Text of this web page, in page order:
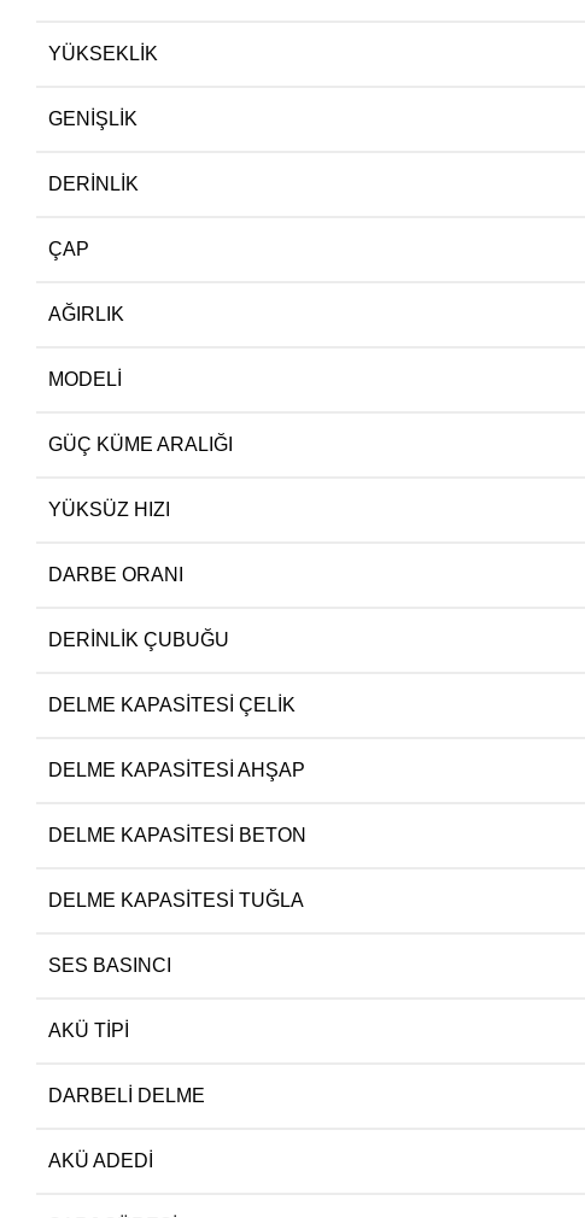
YÜKSEKLIK
GENIŞLIK
DERINLIK
ÇAP
AĞIRLIK
MODELI
GÜÇ KÜME ARALIĞI
YÜKSÜZ HIZI
DARBE ORANI
DERINLIK ÇUBUĞU
DELME KAPASITESI ÇELIK
DELME KAPASITESI AHŞAP
DELME KAPASITESI BETON
DELME KAPASITESI TUĞLA
SES BASINCI
AKÜ TIPI
DARBELI DELME
AKÜ ADEDI